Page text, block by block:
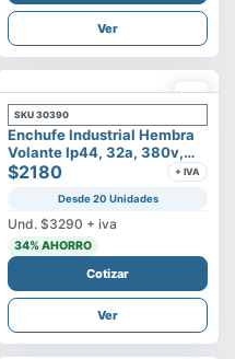
Ver
SKU 30390
Enchufe Industrial Hembra
Volante Ip44, 32a, 380v,
3p+t
$2180 + IVA
Desde 20 Unidades
Und. $3290 + iva
34% AHORRO
Cotizar
Ver